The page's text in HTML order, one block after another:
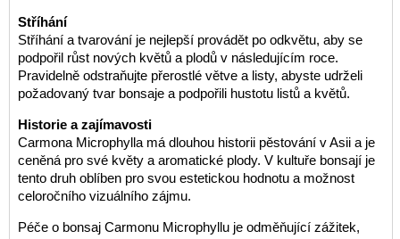
Stříhání
Stříhání a tvarování je nejlepší provádět po odkvětu, aby se
podpořil růst nových květů a plodů v následujícím roce.
Pravidelně odstraňujte přerostlé větve a listy, abyste udrželi
požadovaný tvar bonsaje a podpořili hustotu listů a květů.
Historie a zajímavosti
Carmona Microphylla má dlouhou historii pěstování v Asii a je
ceněná pro své květy a aromatické plody. V kultuře bonsají je
tento druh oblíben pro svou estetickou hodnotu a možnost
celoročního vizuálního zájmu.
Péče o bonsaj Carmonu Microphyllu je odměňující zážitek,